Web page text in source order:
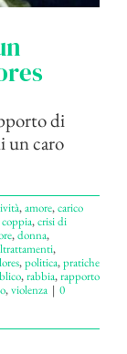
di
un caro
,amore,carico
coppia,crisi di
,donna,
,
,politica,pratiche
,rabbia,rapporto
,violenza | 0